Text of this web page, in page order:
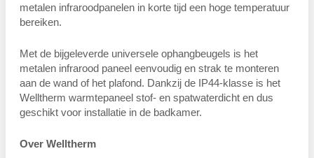
metalen infraroodpanelen in korte tijd een hoge temperatuur
bereiken.
Met de bijgeleverde universele ophangbeugels is het
metalen infrarood paneel eenvoudig en strak te monteren
aan de wand of het plafond. Dankzij de IP44-klasse is het
Welltherm warmtepaneel stof- en spatwaterdicht en dus
geschikt voor installatie in de badkamer.
Over Welltherm